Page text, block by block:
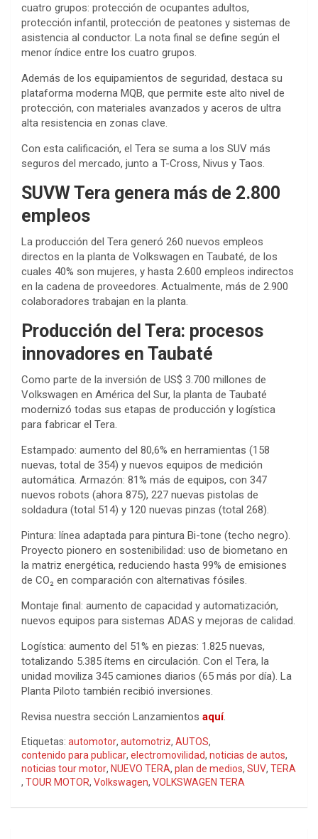
cuatro grupos: protección de ocupantes adultos,
protección infantil, protección de peatones y sistemas de
asistencia al conductor. La nota final se define según el
menor índice entre los cuatro grupos.
Además de los equipamientos de seguridad, destaca su
plataforma moderna MQB, que permite este alto nivel de
protección, con materiales avanzados y aceros de ultra
alta resistencia en zonas clave.
Con esta calificación, el Tera se suma a los SUV más
seguros del mercado, junto a T-Cross, Nivus y Taos.
SUVW Tera genera más de 2.800
empleos
La producción del Tera generó 260 nuevos empleos
directos en la planta de Volkswagen en Taubaté, de los
cuales 40% son mujeres, y hasta 2.600 empleos indirectos
en la cadena de proveedores. Actualmente, más de 2.900
colaboradores trabajan en la planta.
Producción del Tera: procesos
innovadores en Taubaté
Como parte de la inversión de US$ 3.700 millones de
Volkswagen en América del Sur, la planta de Taubaté
modernizó todas sus etapas de producción y logística
para fabricar el Tera.
Estampado: aumento del 80,6% en herramientas (158
nuevas, total de 354) y nuevos equipos de medición
automática. Armazón: 81% más de equipos, con 347
nuevos robots (ahora 875), 227 nuevas pistolas de
soldadura (total 514) y 120 nuevas pinzas (total 268).
Pintura: línea adaptada para pintura Bi-tone (techo negro).
Proyecto pionero en sostenibilidad: uso de biometano en
la matriz energética, reduciendo hasta 99% de emisiones
de CO₂ en comparación con alternativas fósiles.
Montaje final: aumento de capacidad y automatización,
nuevos equipos para sistemas ADAS y mejoras de calidad.
Logística: aumento del 51% en piezas: 1.825 nuevas,
totalizando 5.385 ítems en circulación. Con el Tera, la
unidad moviliza 345 camiones diarios (65 más por día). La
Planta Piloto también recibió inversiones.
Revisa nuestra sección Lanzamientos aquí.
Etiquetas: automotor, automotriz, AUTOS,
contenido para publicar, electromovilidad, noticias de autos,
noticias tour motor, NUEVO TERA, plan de medios, SUV, TERA
, TOUR MOTOR, Volkswagen, VOLKSWAGEN TERA